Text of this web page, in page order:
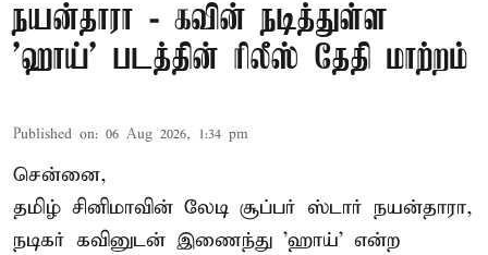
நயன்தாரா - கவின் நடித்துள்ள
'ஹாய்' படத்தின் ரிலீஸ் தேதி மாற்றம்
Published on: 06 Aug 2026, 1:34 pm
சென்னை,
தமிழ் சினிமாவின் லேடி சூப்பர் ஸ்டார் நயன்தாரா,
நடிகர் கவினுடன் இணைந்து 'ஹாய்' என்ற